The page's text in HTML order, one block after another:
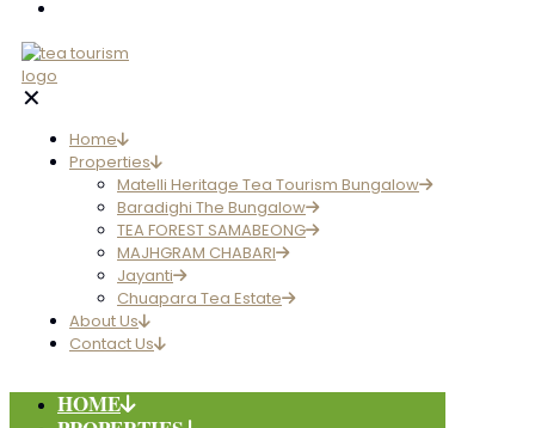
✕
Home
Properties
Matelli Heritage Tea Tourism Bungalow
Baradighi The Bungalow
TEA FOREST SAMABEONG
MAJHGRAM CHABARI
Jayanti
Chuapara Tea Estate
About Us
Contact Us
HOME